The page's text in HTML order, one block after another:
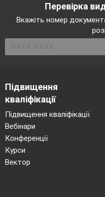
Перевірка
Вкажіть номер
Підвищення
кваліфікації
Підвищення кваліфікації
Вебінари
Конференції
Курси
Вектор